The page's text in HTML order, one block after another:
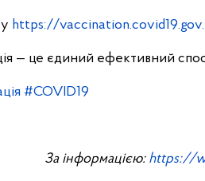
https://
— це єдиний ефективний
#COVID19
За інформацією: https://